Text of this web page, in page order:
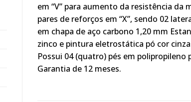
em “V” para aumento da resistência
pares de reforços em “X”, sendo 02
em chapa de aço carbono 1,20 mm
zinco e pintura eletrostática pó cor
Possui 04 (quatro) pés em polipropileno
Garantia de 12 meses.